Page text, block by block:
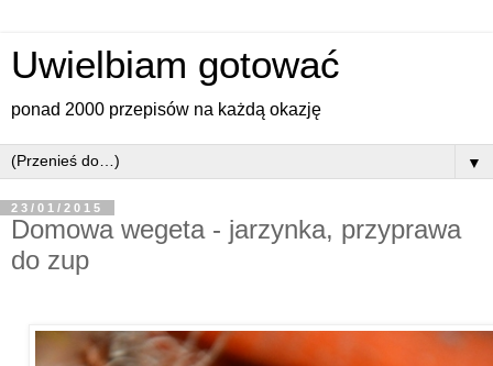
Uwielbiam gotować
ponad 2000 przepisów na każdą okazję
▼
23/01/2015
Domowa wegeta - jarzynka, przyprawa
do zup